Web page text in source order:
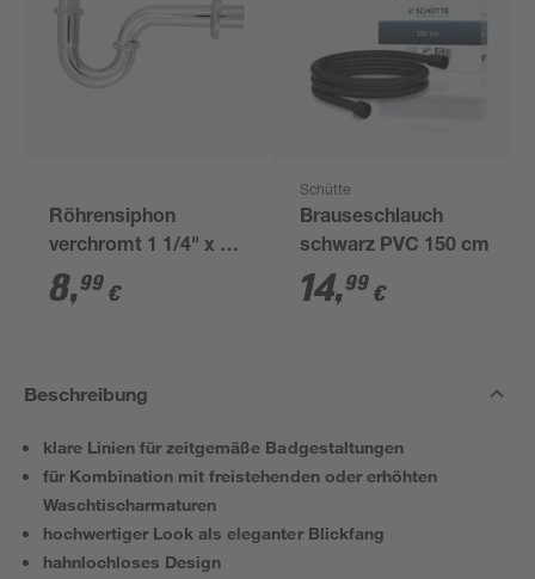
Röhrensiphon
verchromt 1 1/4" x 32
mm
8,99 €
Schütte
Brauseschlauch
schwarz PVC 150 cm
14,99 €
Beschreibung
klare Linien für zeitgemäße Badgestaltungen
für Kombination mit freistehenden oder erhöhten
Waschtischarmaturen
hochwertiger Look als eleganter Blickfang
hahnlochloses Design